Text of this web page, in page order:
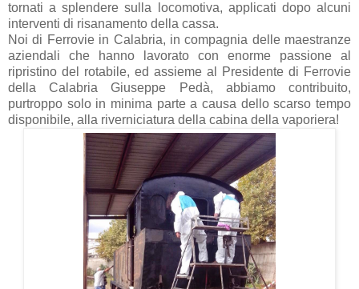
tornati a splendere sulla locomotiva, applicati dopo alcuni
interventi di risanamento della cassa.
Noi di Ferrovie in Calabria, in compagnia delle maestranze
aziendali che hanno lavorato con enorme passione al
ripristino del rotabile, ed assieme al Presidente di Ferrovie
della Calabria Giuseppe Pedà, abbiamo contribuito,
purtroppo solo in minima parte a causa dello scarso tempo
disponibile, alla riverniciatura della cabina della vaporiera!